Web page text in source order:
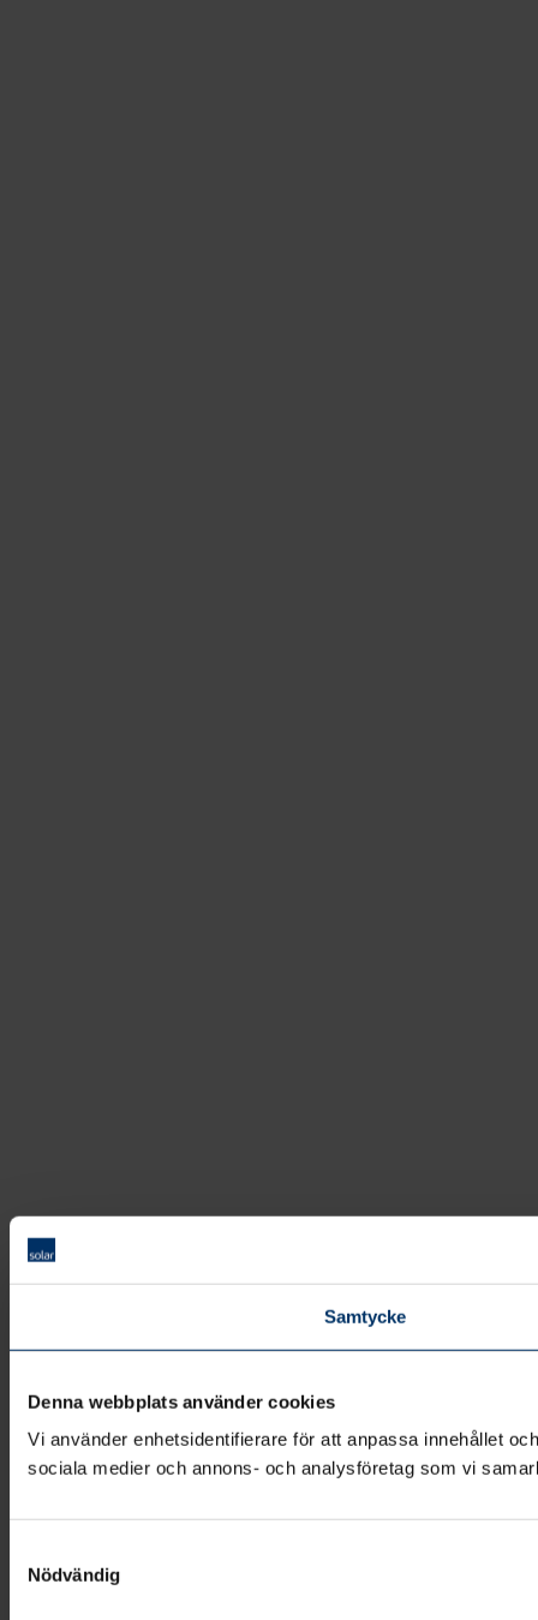
Samtycke
Denna webbplats använder cookies
Vi använder enhetsidentifierare för att anpassa innehållet
sociala medier och annons- och analysföretag som vi
Nödvändig